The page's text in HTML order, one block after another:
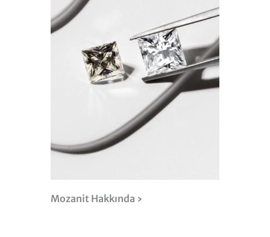
Mozanit Hakkında ›